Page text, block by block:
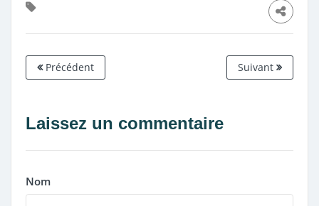
Précédent Suivant
Laissez un commentaire
Nom